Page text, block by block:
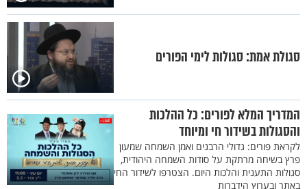
סגולת אמת: סגולות לימי הפורים
המדריך המלא לפורים: כל ההלכות
והסגולות בשידור חי ומיוחד
לקראת פורים: גדולי הרבנים ואמן השמחה שמעון
פרץ בשיחה מרתקת על סודות השמחה היהודית,
סגולות התענית והלכות היום. הצטרפו לשידור החי
באתר ובערוץ הידברות